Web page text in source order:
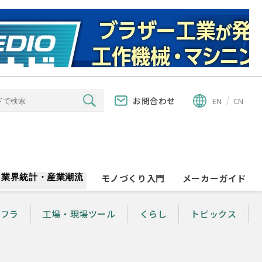
お問合わせ EN CN
業界統計・産業潮流 モノづくり入門 メーカーガイド
ラ 工場・現場ツール くらし トピックス